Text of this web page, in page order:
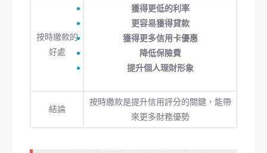
按時繳款的
好處
獲得更低的利率
更容易獲得貸款
獲得更多信用卡優惠
降低保險費
提升個人理財形象
結論
按時繳款是提升信用評分的關鍵，能帶
來更多財務優勢